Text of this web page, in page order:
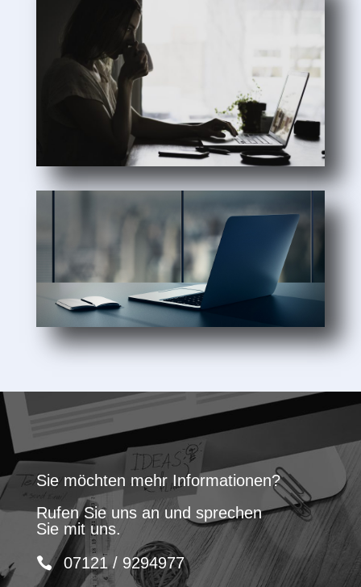
Sie möchten mehr Informationen?
Rufen Sie uns an und sprechen
Sie mit uns.
07121 / 9294977